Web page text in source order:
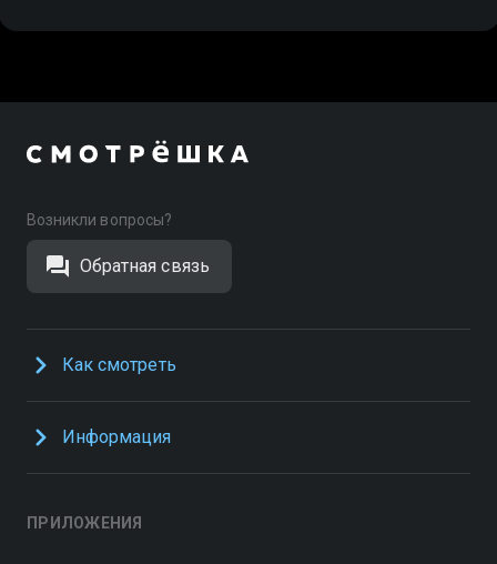
Возникли вопросы?
Обратная связь
Как смотреть
Информация
ПРИЛОЖЕНИЯ